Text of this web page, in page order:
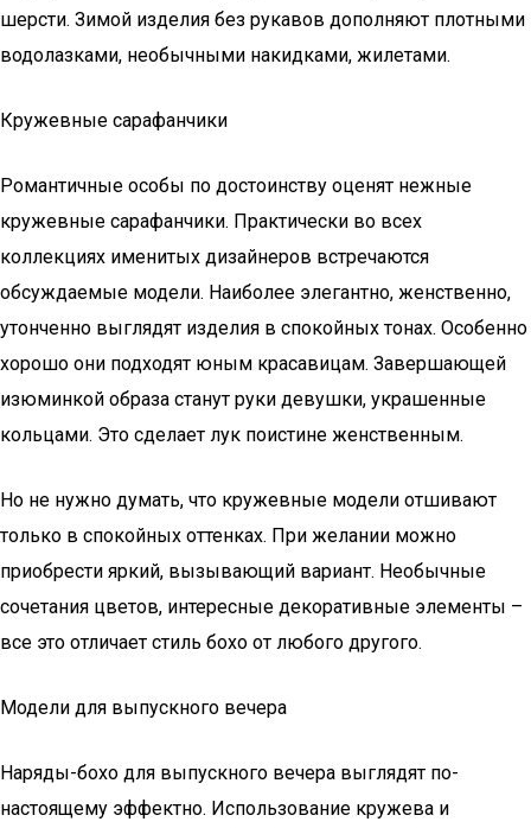
шерсти. Зимой изделия без рукавов дополняют плотными
водолазками, необычными накидками, жилетами.
Кружевные сарафанчики
Романтичные особы по достоинству оценят нежные
кружевные сарафанчики. Практически во всех
коллекциях именитых дизайнеров встречаются
обсуждаемые модели. Наиболее элегантно, женственно,
утонченно выглядят изделия в спокойных тонах. Особенно
хорошо они подходят юным красавицам. Завершающей
изюминкой образа станут руки девушки, украшенные
кольцами. Это сделает лук поистине женственным.
Но не нужно думать, что кружевные модели отшивают
только в спокойных оттенках. При желании можно
приобрести яркий, вызывающий вариант. Необычные
сочетания цветов, интересные декоративные элементы –
все это отличает стиль бохо от любого другого.
Модели для выпускного вечера
Наряды-бохо для выпускного вечера выглядят по-
настоящему эффектно. Использование кружева и